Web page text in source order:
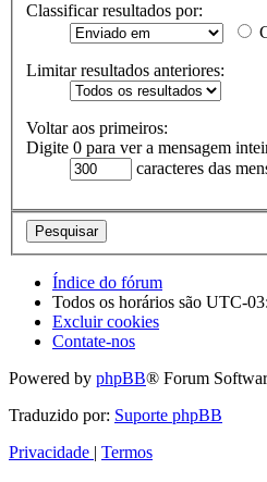
Classificar resultados por:
Limitar resultados anteriores:
Voltar aos primeiros:
Digite 0 para ver a mensagem
caracteres das
Índice do fórum
Todos os horários são UTC-
Excluir cookies
Contate-nos
Powered by phpBB® Forum
Traduzido por: Suporte phpBB
Privacidade | Termos